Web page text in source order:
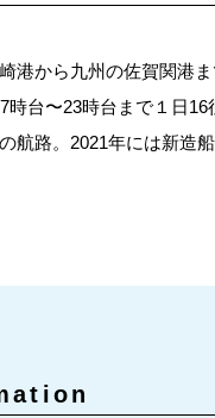
港から九州の佐賀関港
時台〜23時台まで１日
航路。2021年には新造